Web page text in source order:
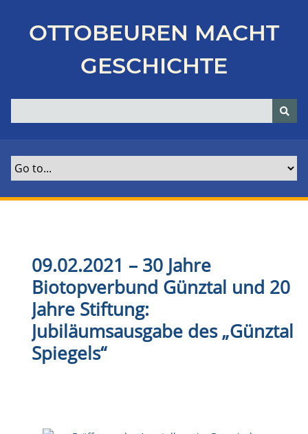
p
OTTOBEUREN MACHT
GESCHICHTE
09.02.2021 – 30 Jahre
Biotopverbund Günztal und 20
Jahre Stiftung:
Jubiläumsausgabe des „Günztal
Spiegels“